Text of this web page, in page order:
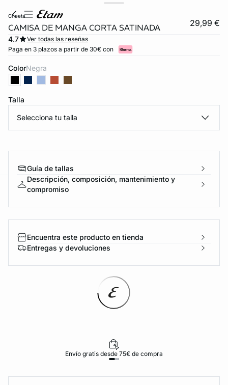
cheeta
CAMISA DE MANGA CORTA SATINADA 29,99 €
4.7
Ver todas las reseñas
Paga en 3 plazos a partir de 30€ con
Color negra
Talla
Selecciona tu talla
Guía de tallas
Descripción, composición, mantenimiento y
compromiso
Encuentra este producto en tienda
Entregas y devoluciones
Envío gratis desde 75€ de compra